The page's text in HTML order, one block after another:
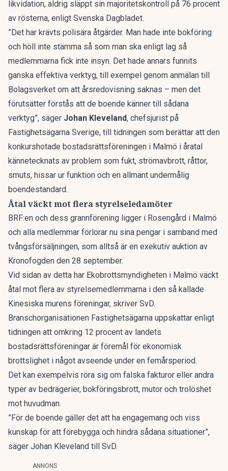
likvidation, aldrig släppt sin majoritetskontroll på 76 procent
av rösterna, enligt Svenska Dagbladet.
”Det har krävts polisära åtgärder. Man hade inte bokföring
och höll inte stämma så som man ska enligt lag så
medlemmarna fick inte insyn. Det hade annars funnits
ganska effektiva verktyg, till exempel genom anmälan till
Bolagsverket om att årsredovisning saknas – men det
förutsätter förstås att de boende känner till sådana
verktyg”, säger Johan Kleveland, chefsjurist på
Fastighetsägarna Sverige, till tidningen som berättar att den
konkurshotade bostadsrättsföreningen i Malmö i åratal
kännetecknats av problem som fukt, strömavbrott, råttor,
smuts, hissar ur funktion och en allmänt undermålig
boendestandard.
Åtal väckt mot flera styrelseledamöter
BRF:en och dess grannförening ligger i Rosengård i Malmö
och alla medlemmar förlorar nu sina pengar i samband med
tvångsförsäljningen, som alltså är en exekutiv auktion av
Kronofogden den 28 september.
Vid sidan av detta har Ekobrottsmyndigheten i Malmö väckt
åtal mot flera av styrelsemedlemmarna i den så kallade
Kinesiska murens föreningar, skriver SvD.
Branschorganisationen Fastighetsägarna uppskattar enligt
tidningen att omkring 12 procent av landets
bostadsrättsföreningar är föremål för ekonomisk
brottslighet i något avseende under en femårsperiod.
Det kan exempelvis röra sig om falska fakturor eller andra
typer av bedrägerier, bokföringsbrott, mutor och trolöshet
mot huvudman.
”För de boende gäller det att ha engagemang och viss
kunskap för att förebygga och hindra sådana situationer”,
säger Johan Kleveland till SvD.
ANNONS